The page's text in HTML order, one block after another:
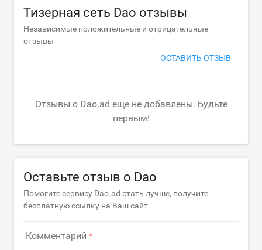
Тизерная сеть Dao отзывы
Независимые положительные и отрицательные
отзывы
ОСТАВИТЬ ОТЗЫВ
Отзывы о Dao.ad еще не добавлены. Будьте
первым!
Оставьте отзыв о Dao
Помогите сервису Dao.ad стать лучше, получите
бесплатную ссылку на Ваш сайт
Комментарий